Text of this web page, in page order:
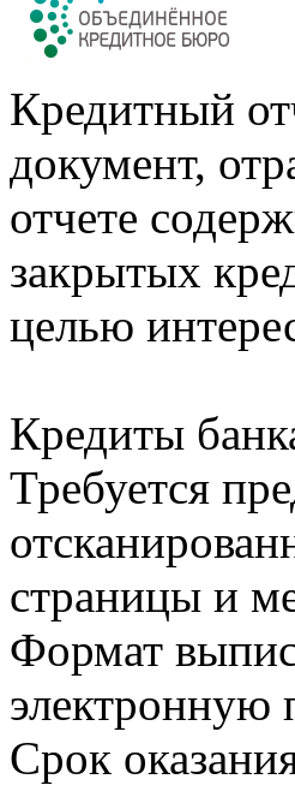
Кредитный
документ,
отчете
закрытых
целью
Кредиты
Требуется
страницы и
Формат
электронную
Срок